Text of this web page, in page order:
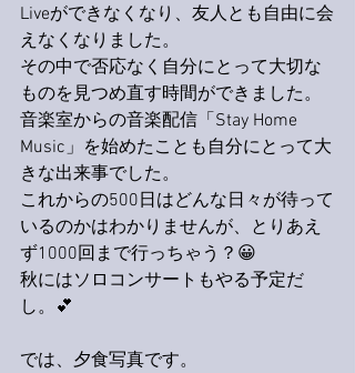
Liveができなくなり、友人とも自由に会
えなくなりました。
その中で否応なく自分にとって大切な
ものを見つめ直す時間ができました。
音楽室からの音楽配信「Stay Home
Music」を始めたことも自分にとって大
きな出来事でした。
これからの500日はどんな日々が待って
いるのかはわかりませんが、とりあえ
ず1000回まで行っちゃう？ 😀
秋にはソロコンサートもやる予定だ
し。💕
では、夕食写真です。